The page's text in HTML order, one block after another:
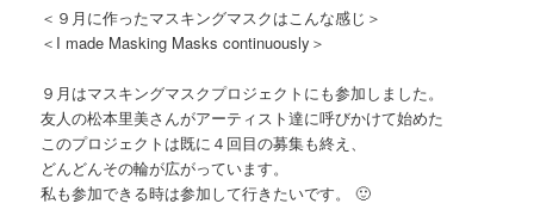
＜９月に作ったマスキングマスクはこんな感じ＞
＜I made Masking Masks continuously＞
９月はマスキングマスクプロジェクトにも参加しました。
友人の松本里美さんがアーティスト達に呼びかけて始めた
このプロジェクトは既に４回目の募集も終え、
どんどんその輪が広がっています。
私も参加できる時は参加して行きたいです。 🙂